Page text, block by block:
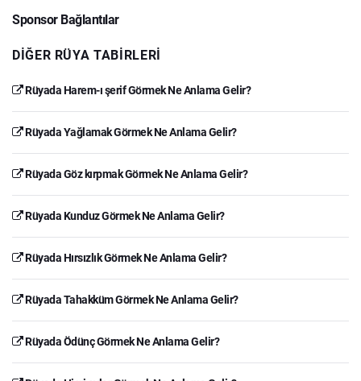
Sponsor Bağlantılar
DIĞER RÜYA TABIRLERI
Rüyada Harem-ı şerif Görmek Ne Anlama Gelir?
Rüyada Yağlamak Görmek Ne Anlama Gelir?
Rüyada Göz kırpmak Görmek Ne Anlama Gelir?
Rüyada Kunduz Görmek Ne Anlama Gelir?
Rüyada Hırsızlık Görmek Ne Anlama Gelir?
Rüyada Tahakküm Görmek Ne Anlama Gelir?
Rüyada Ödünç Görmek Ne Anlama Gelir?